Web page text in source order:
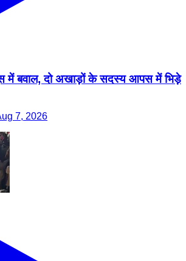
में बवाल, दो अखाड़ों के सदस्य आपस में भिड़े
7, 2026